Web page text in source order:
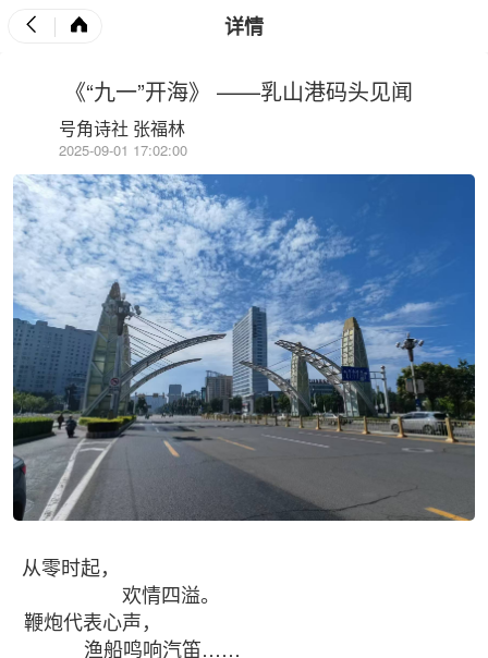
详情
《“九一”开海》 ——乳山港码头见闻
号角诗社 张福林
2025-09-01 17:02:00
从零时起，
欢情四溢。
鞭炮代表心声，
渔船鸣响汽笛……